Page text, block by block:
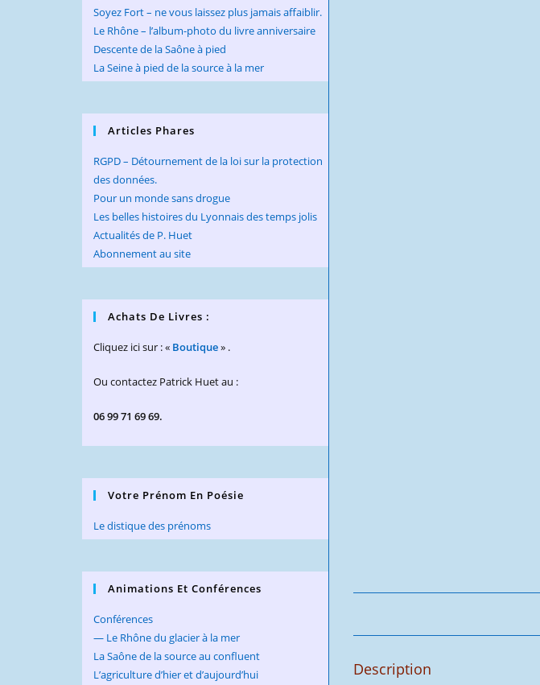
Description
Soyez Fort – ne vous laissez plus jamais affaiblir.
Le Rhône – l’album-photo du livre anniversaire
Descente de la Saône à pied
La Seine à pied de la source à la mer
Articles Phares
RGPD – Détournement de la loi sur la protection
des données.
Pour un monde sans drogue
Les belles histoires du Lyonnais des temps jolis
Actualités de P. Huet
Abonnement au site
Achats De Livres :
Cliquez ici sur : « Boutique» .
Ou contactez Patrick Huet au :
06 99 71 69 69.
Votre Prénom En Poésie
Le distique des prénoms
Animations Et Conférences
Conférences
— Le Rhône du glacier à la mer
La Saône de la source au confluent
L’agriculture d’hier et d’aujourd’hui